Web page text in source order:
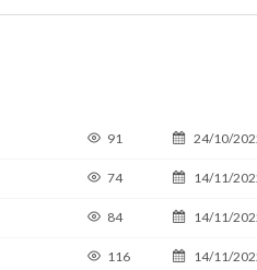
91 24/10/
74 14/11/
84 14/11/
116 14/11/